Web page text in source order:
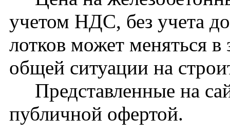
учетом НДС, без учета
лотков может меняться
общей ситуации на
Представленные на
публичной офертой.